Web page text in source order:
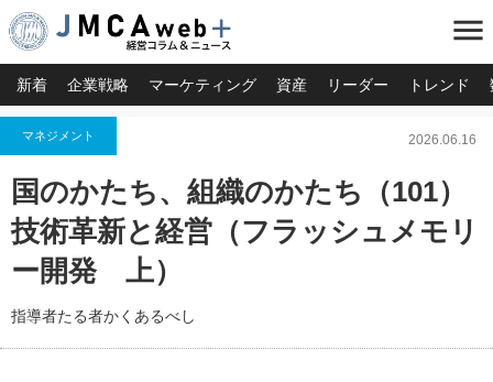
menu
新着 企業戦略 マーケティング 資産 リーダー トレンド
マネジメント 2026.06.16
国のかたち、組織のかたち（101）
技術革新と経営（フラッシュメモリ
ー開発 上）
指導者たる者かくあるべし